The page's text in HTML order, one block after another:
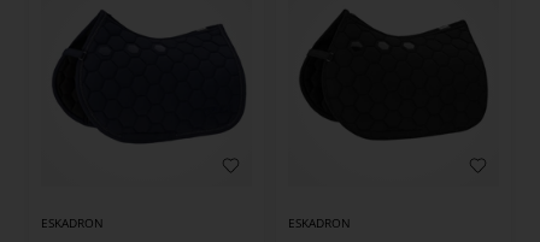
ESKADRON ESKADRON